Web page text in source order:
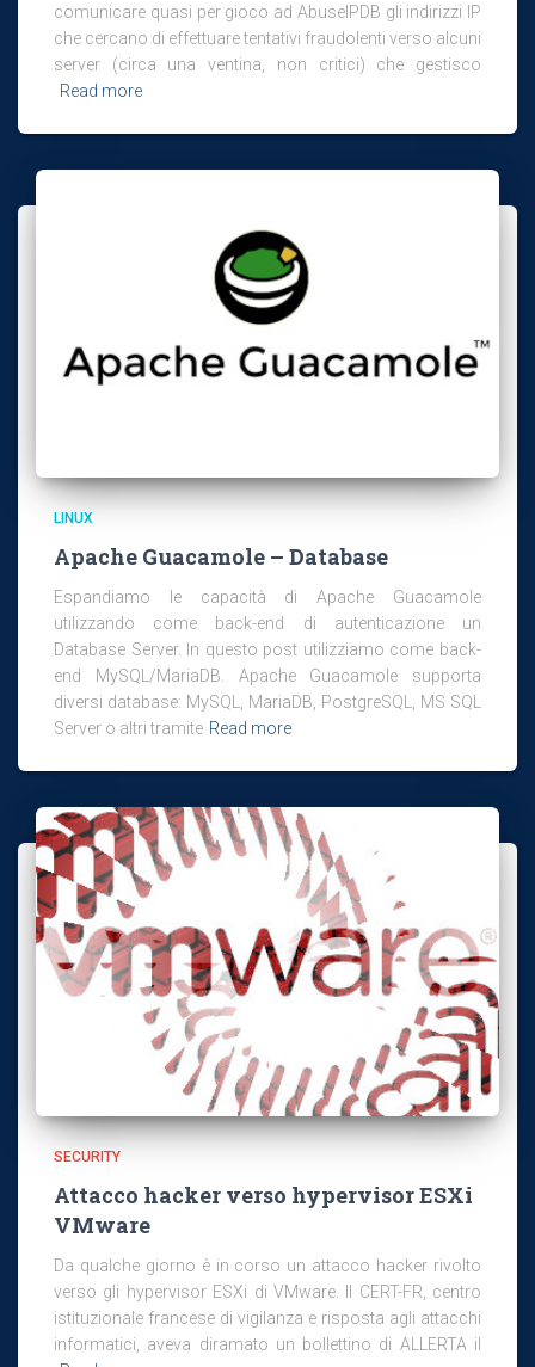
comunicare quasi per gioco ad AbuseIPDB gli indirizzi IP
che cercano di effettuare tentativi fraudolenti verso alcuni
server (circa una ventina, non critici) che gestisco
Read more
LINUX
Apache Guacamole – Database
Espandiamo le capacità di Apache Guacamole
utilizzando come back-end di autenticazione un
Database Server. In questo post utilizziamo come back-
end MySQL/MariaDB. Apache Guacamole supporta
diversi database: MySQL, MariaDB, PostgreSQL, MS SQL
Server o altri tramite Read more
SECURITY
Attacco hacker verso hypervisor ESXi
VMware
Da qualche giorno è in corso un attacco hacker rivolto
verso gli hypervisor ESXi di VMware. Il CERT-FR, centro
istituzionale francese di vigilanza e risposta agli attacchi
informatici, aveva diramato un bollettino di ALLERTA il